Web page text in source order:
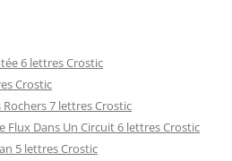
6 lettres Crostic
Crostic
Rochers 7 lettres Crostic
Flux Dans Un Circuit 6 lettres Crostic
5 lettres Crostic